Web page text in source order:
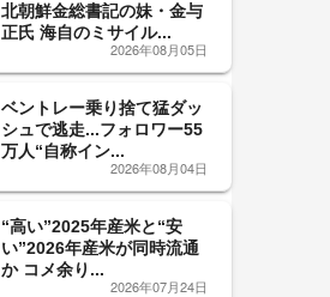
北朝鮮金総書記の妹・金与
正氏 海自のミサイル...
2026年08月05日
ベントレー乗り捨て猛ダッ
シュで逃走...フォロワー55
万人“自称イン...
2026年08月04日
“高い”2025年産米と“安
い”2026年産米が同時流通
か コメ余り...
2026年07月24日